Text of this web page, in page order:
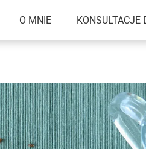
O MNIE KONSULTACJE